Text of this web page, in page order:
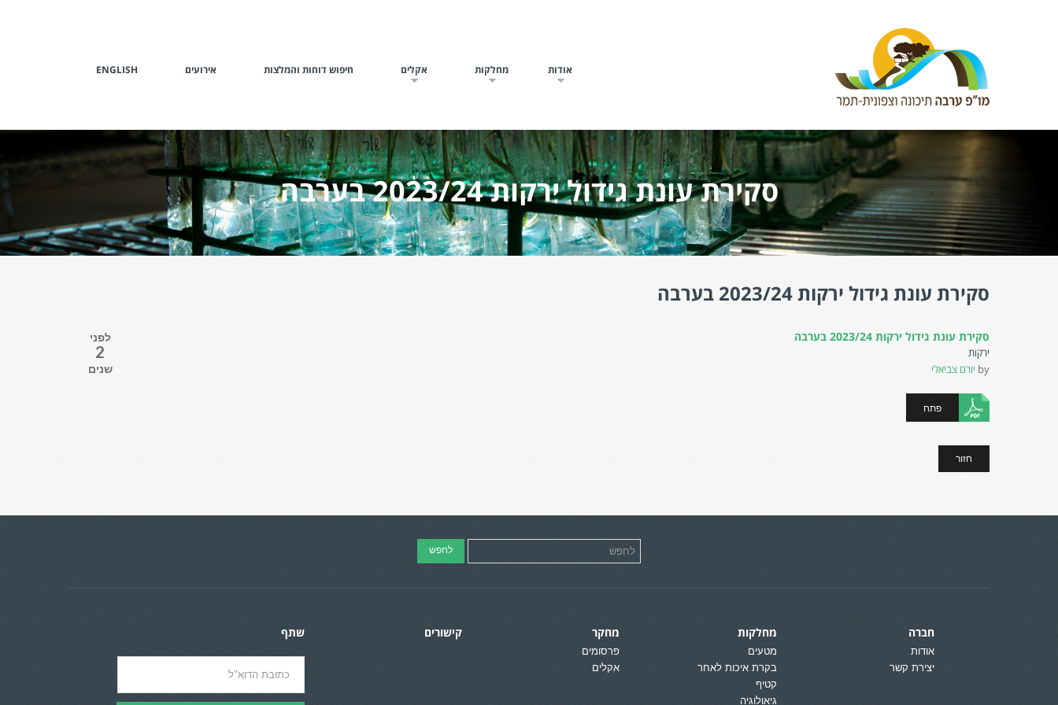
אודות מחלקות אקלים חיפוש דוחות והמלצות אירועים ENGLISH
סקירת עונת גידול ירקות 2023/24 בערבה
סקירת עונת גידול ירקות 2023/24 בערבה
לפני
2
שנים
סקירת עונת גידול ירקות 2023/24 בערבה
ירקות
by יורם צביאלי
פתח
חזור
חברה
אודות
יצירת קשר
מחלקות
מטעים
בקרת איכות לאחר
קטיף
גיאולוגיה
מחקר
פרסומים
אקלים
קישורים שתף